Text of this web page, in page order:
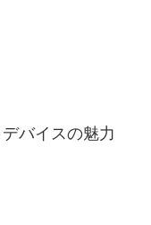
バイスの魅力